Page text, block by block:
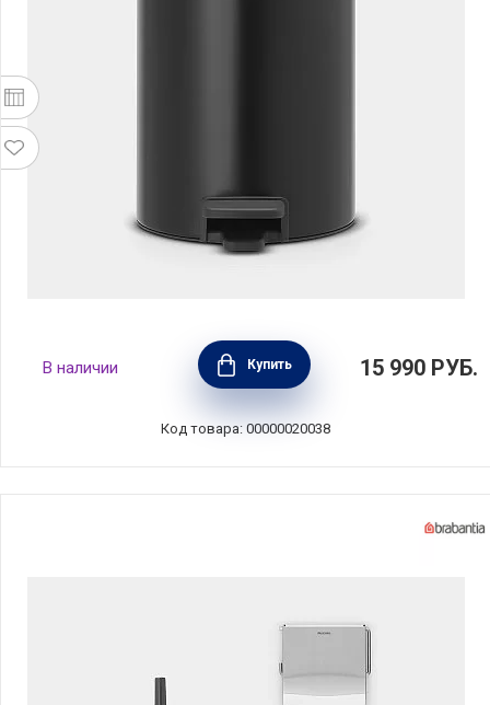
Мусорный бак двухсекционный с педалью
newIcon 2x2л, нержавеющая сталь, цвет
черный, Brabantia, Бельгия, 280405
В наличии Купить 15 990 РУБ.
Код товара: 00000020038